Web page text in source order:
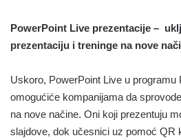
PowerPoint Live prezentacije –
prezentaciju i treninge na nove
Uskoro, PowerPoint Live u programu
omogućiće kompanijama da
na nove načine. Oni koji prezentuju
slajdove, dok učesnici uz pomoć QR